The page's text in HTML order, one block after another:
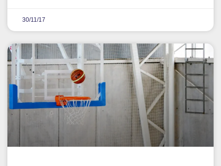
30/11/17